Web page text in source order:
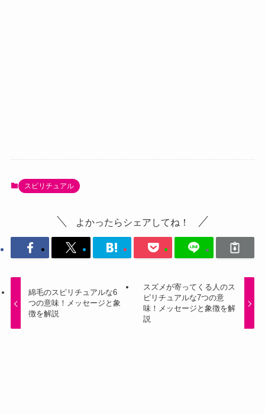
スピリチュアル
よかったらシェアしてね！
綿毛のスピリチュアルな6
つの意味！メッセージと象
徴を解説
スズメが寄ってくる人のス
ピリチュアルな7つの意
味！メッセージと象徴を解
説